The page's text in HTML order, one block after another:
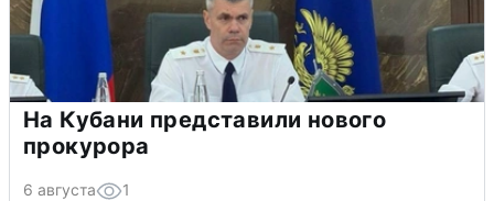
На Кубани представили нового
прокурора
6 августа 1